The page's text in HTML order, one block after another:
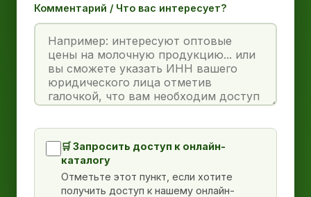
Комментарий / Что вас интересует?
🛒 Запросить доступ к онлайн-
каталогу
Отметьте этот пункт, если хотите
получить доступ к нашему онлайн-